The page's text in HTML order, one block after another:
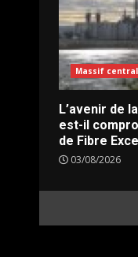
Massif central
L’avenir de
est-il
de Fibre
03/08/2026